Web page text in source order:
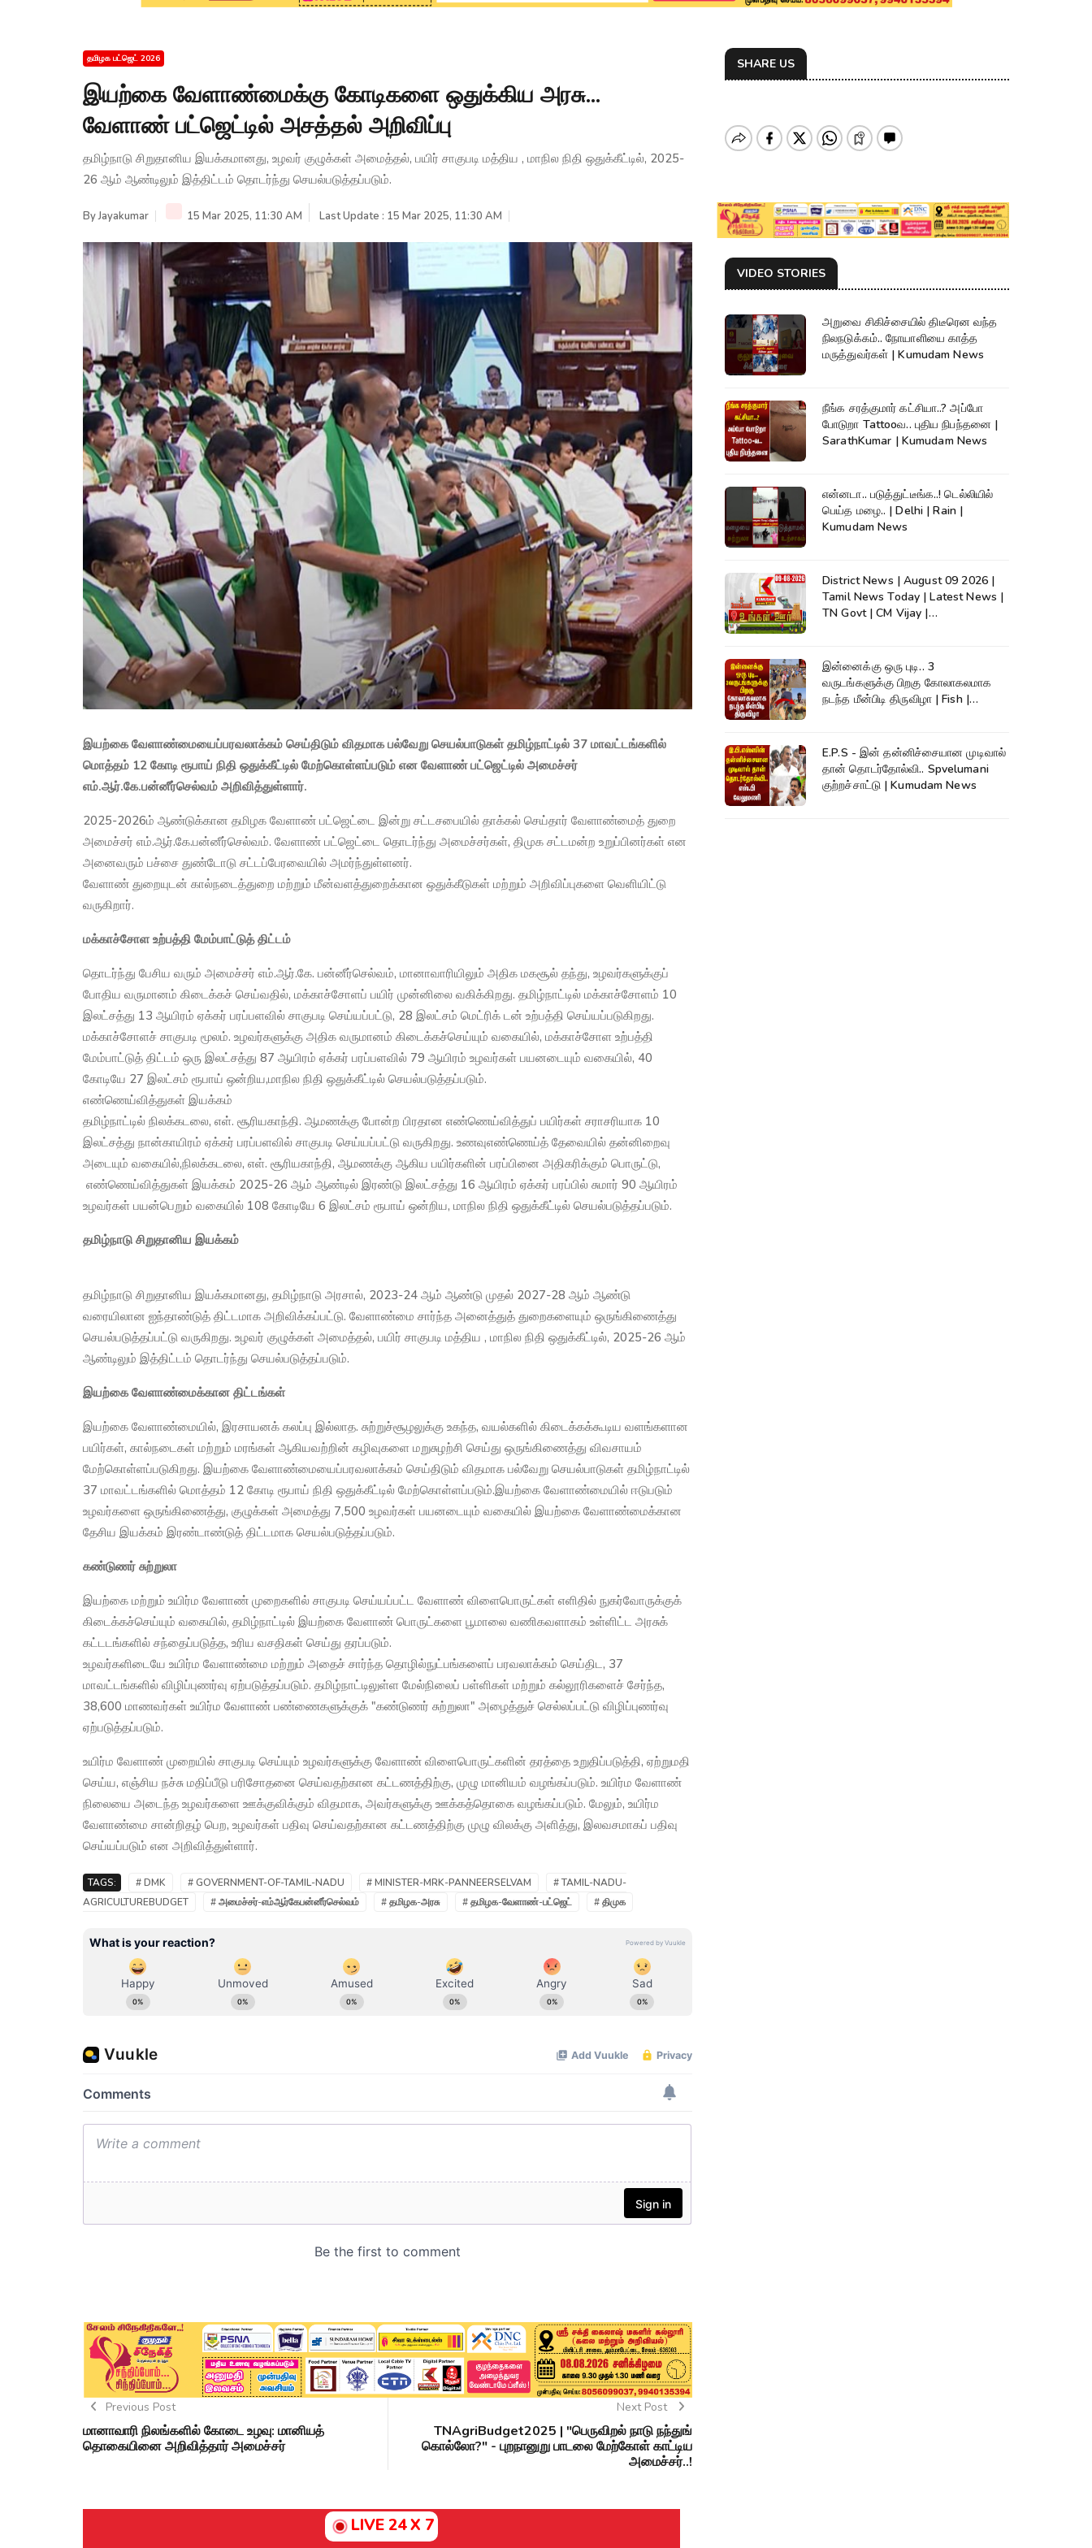
தமிழக பட்ஜெட் 2026
இயற்கை வேளாண்மைக்கு கோடிகளை ஒதுக்கிய அரசு...
வேளாண் பட்ஜெட்டில் அசத்தல் அறிவிப்பு
தமிழ்நாடு சிறுதானிய இயக்கமானது, உழவர் குழுக்கள் அமைத்தல், பயிர் சாகுபடி மத்திய , மாநில நிதி ஒதுக்கீட்டில், 2025-
26 ஆம் ஆண்டிலும் இத்திட்டம் தொடர்ந்து செயல்படுத்தப்படும்.
ByJayakumar 15 Mar 2025, 11:30 AM Last Update : 15 Mar 2025, 11:30 AM
இயற்கை வேளாண்மையைப்பரவலாக்கம் செய்திடும் விதமாக பல்வேறு செயல்பாடுகள் தமிழ்நாட்டில் 37 மாவட்டங்களில்
மொத்தம் 12 கோடி ரூபாய் நிதி ஒதுக்கீட்டில் மேற்கொள்ளப்படும் என வேளாண் பட்ஜெட்டில் அமைச்சர்
எம்.ஆர்.கே.பன்னீர்செல்வம் அறிவித்துள்ளார்.
2025-2026ம் ஆண்டுக்கான தமிழக வேளாண் பட்ஜெட்டை இன்று சட்டசபையில் தாக்கல் செய்தார் வேளாண்மைத் துறை
அமைச்சர் எம்.ஆர்.கே.பன்னீர்செல்வம். வேளாண் பட்ஜெட்டை தொடர்ந்து அமைச்சர்கள், திமுக சட்டமன்ற உறுப்பினர்கள் என
அனைவரும் பச்சை துண்டோடு சட்டப்பேரவையில் அமர்ந்துள்ளனர்.
வேளாண் துறையுடன் கால்நடைத்துறை மற்றும் மீன்வளத்துறைக்கான ஒதுக்கீடுகள் மற்றும் அறிவிப்புகளை வெளியிட்டு
வருகிறார்.
மக்காச்சோள உற்பத்தி மேம்பாட்டுத் திட்டம்
தொடர்ந்து பேசிய வரும் அமைச்சர் எம்.ஆர்.கே. பன்னீர்செல்வம், மானாவாரியிலும் அதிக மகசூல் தந்து, உழவர்களுக்குப்
போதிய வருமானம் கிடைக்கச் செய்வதில், மக்காச்சோளப் பயிர் முன்னிலை வகிக்கிறது. தமிழ்நாட்டில் மக்காச்சோளம் 10
இலட்சத்து 13 ஆயிரம் ஏக்கர் பரப்பளவில் சாகுபடி செய்யப்பட்டு, 28 இலட்சம் மெட்ரிக் டன் உற்பத்தி செய்யப்படுகிறது.
மக்காச்சோளச் சாகுபடி மூலம். உழவர்களுக்கு அதிக வருமானம் கிடைக்கச்செய்யும் வகையில், மக்காச்சோள உற்பத்தி
மேம்பாட்டுத் திட்டம் ஒரு இலட்சத்து 87 ஆயிரம் ஏக்கர் பரப்பளவில் 79 ஆயிரம் உழவர்கள் பயனடையும் வகையில், 40
கோடியே 27 இலட்சம் ரூபாய் ஒன்றிய,மாநில நிதி ஒதுக்கீட்டில் செயல்படுத்தப்படும்.
எண்ணெய்வித்துகள் இயக்கம்
தமிழ்நாட்டில் நிலக்கடலை, எள். சூரியகாந்தி. ஆமணக்கு போன்ற பிரதான எண்ணெய்வித்துப் பயிர்கள் சராசரியாக 10
இலட்சத்து நான்காயிரம் ஏக்கர் பரப்பளவில் சாகுபடி செய்யப்பட்டு வருகிறது. உணவுஎண்ணெய்த் தேவையில் தன்னிறைவு
அடையும் வகையில்,நிலக்கடலை, எள். சூரியகாந்தி, ஆமணக்கு ஆகிய பயிர்களின் பரப்பினை அதிகரிக்கும் பொருட்டு,
எண்ணெய்வித்துகள் இயக்கம் 2025-26 ஆம் ஆண்டில் இரண்டு இலட்சத்து 16 ஆயிரம் ஏக்கர் பரப்பில் சுமார் 90 ஆயிரம்
உழவர்கள் பயன்பெறும் வகையில் 108 கோடியே 6 இலட்சம் ரூபாய் ஒன்றிய, மாநில நிதி ஒதுக்கீட்டில் செயல்படுத்தப்படும்.
தமிழ்நாடு சிறுதானிய இயக்கம்
தமிழ்நாடு சிறுதானிய இயக்கமானது, தமிழ்நாடு அரசால், 2023-24 ஆம் ஆண்டு முதல் 2027-28 ஆம் ஆண்டு
வரையிலான ஐந்தாண்டுத் திட்டமாக அறிவிக்கப்பட்டு. வேளாண்மை சார்ந்த அனைத்துத் துறைகளையும் ஒருங்கிணைத்து
செயல்படுத்தப்பட்டு வருகிறது. உழவர் குழுக்கள் அமைத்தல், பயிர் சாகுபடி மத்திய , மாநில நிதி ஒதுக்கீட்டில், 2025-26 ஆம்
ஆண்டிலும் இத்திட்டம் தொடர்ந்து செயல்படுத்தப்படும்.
இயற்கை வேளாண்மைக்கான திட்டங்கள்
இயற்கை வேளாண்மையில், இரசாயனக் கலப்பு இல்லாத. சுற்றுச்சூழலுக்கு உகந்த, வயல்களில் கிடைக்கக்கூடிய வளங்களான
பயிர்கள், கால்நடைகள் மற்றும் மரங்கள் ஆகியவற்றின் கழிவுகளை மறுசுழற்சி செய்து ஒருங்கிணைத்து விவசாயம்
மேற்கொள்ளப்படுகிறது. இயற்கை வேளாண்மையைப்பரவலாக்கம் செய்திடும் விதமாக பல்வேறு செயல்பாடுகள் தமிழ்நாட்டில்
37 மாவட்டங்களில் மொத்தம் 12 கோடி ரூபாய் நிதி ஒதுக்கீட்டில் மேற்கொள்ளப்படும்.இயற்கை வேளாண்மையில் ஈடுபடும்
உழவர்களை ஒருங்கிணைத்து, குழுக்கள் அமைத்து 7,500 உழவர்கள் பயனடையும் வகையில் இயற்கை வேளாண்மைக்கான
தேசிய இயக்கம் இரண்டாண்டுத் திட்டமாக செயல்படுத்தப்படும்.
கண்டுணர் சுற்றுலா
இயற்கை மற்றும் உயிர்ம வேளாண் முறைகளில் சாகுபடி செய்யப்பட்ட வேளாண் விளைபொருட்கள் எளிதில் நுகர்வோருக்குக்
கிடைக்கச்செய்யும் வகையில், தமிழ்நாட்டில் இயற்கை வேளாண் பொருட்களை பூமாலை வணிகவளாகம் உள்ளிட்ட அரசுக்
கட்டடங்களில் சந்தைப்படுத்த, உரிய வசதிகள் செய்து தரப்படும்.
உழவர்களிடையே உயிர்ம வேளாண்மை மற்றும் அதைச் சார்ந்த தொழில்நுட்பங்களைப் பரவலாக்கம் செய்திட, 37
மாவட்டங்களில் விழிப்புணர்வு ஏற்படுத்தப்படும். தமிழ்நாட்டிலுள்ள மேல்நிலைப் பள்ளிகள் மற்றும் கல்லூரிகளைச் சேர்ந்த,
38,600 மாணவர்கள் உயிர்ம வேளாண் பண்ணைகளுக்குக் "கண்டுணர் சுற்றுலா" அழைத்துச் செல்லப்பட்டு விழிப்புணர்வு
ஏற்படுத்தப்படும்.
உயிர்ம வேளாண் முறையில் சாகுபடி செய்யும் உழவர்களுக்கு வேளாண் விளைபொருட்களின் தரத்தை உறுதிப்படுத்தி, ஏற்றுமதி
செய்ய, எஞ்சிய நச்சு மதிப்பீடு பரிசோதனை செய்வதற்கான கட்டணத்திற்கு, முழு மானியம் வழங்கப்படும். உயிர்ம வேளாண்
நிலையை அடைந்த உழவர்களை ஊக்குவிக்கும் விதமாக, அவர்களுக்கு ஊக்கத்தொகை வழங்கப்படும். மேலும், உயிர்ம
வேளாண்மை சான்றிதழ் பெற, உழவர்கள் பதிவு செய்வதற்கான கட்டணத்திற்கு முழு விலக்கு அளித்து, இலவசமாகப் பதிவு
செய்யப்படும் என அறிவித்துள்ளார்.
TAGS: # DMK # GOVERNMENT-OF-TAMIL-NADU # MINISTER-MRK-PANNEERSELVAM
# TAMIL-NADU-
AGRICULTUREBUDGET
# அமைச்சர்-எம்ஆர்கேபன்னீர்செல்வம் # தமிழக-அரசு # தமிழக-வேளாண்-பட்ஜெட் # திமுக
Previous Post
மானாவாரி நிலங்களில் கோடை உழவு: மானியத்
தொகையினை அறிவித்தார் அமைச்சர்
Next Post
TNAgriBudget2025 | "பெருவிறல் நாடு நந்துங்
கொல்லோ?" - புறநானுறு பாடலை மேற்கோள் காட்டிய
அமைச்சர்..!
LIVE 24 X 7
SHARE US
VIDEO STORIES
அறுவை சிகிச்சையில் திடீரென வந்த
நிலநடுக்கம்.. நோயாளியை காத்த
மருத்துவர்கள் | Kumudam News
நீங்க சரத்குமார் கட்சியா..? அப்போ
போடுறா Tattooவ.. புதிய நிபந்தனை |
SarathKumar | Kumudam News
என்னடா.. படுத்துட்டீங்க..! டெல்லியில்
பெய்த மழை.. | Delhi | Rain |
Kumudam News
District News | August 09 2026 |
Tamil News Today | Latest News |
TN Govt | CM Vijay |
இன்னைக்கு ஒரு புடி.. 3
வருடங்களுக்கு பிறகு கோலாகலமாக
நடந்த மீன்பிடி திருவிழா | Fish |
E.P.S - இன் தன்னிச்சையான முடிவால்
தான் தொடர்தோல்வி.. Spvelumani
குற்றச்சாட்டு | Kumudam News